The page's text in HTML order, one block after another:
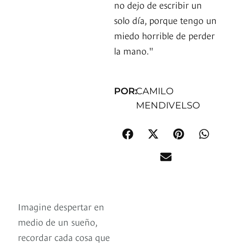
no dejo de escribir un
solo día, porque tengo un
miedo horrible de perder
la mano."
POR:CAMILO
MENDIVELSO
Imagine despertar en
medio de un sueño,
recordar cada cosa que